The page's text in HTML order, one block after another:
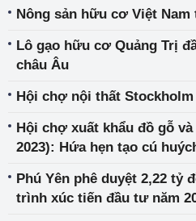
Nông sản hữu cơ Việt
Lô gạo hữu cơ Quảng Trị
châu Âu
Hội chợ nội thất Stockholm
Hội chợ xuất khẩu đồ gỗ
2023): Hứa hẹn tạo cú
Phú Yên phê duyệt 2,22 tỷ
trình xúc tiến đầu tư năm